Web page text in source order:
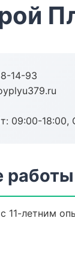
14-93
09:00-18:00,
11-летним